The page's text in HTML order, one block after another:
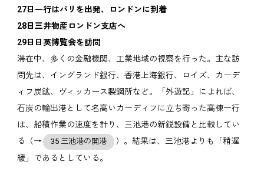
27日一行はパリを出発、ロンドンに到着
28日三井物産ロンドン支店へ
29日日英博覧会を訪問
滞在中、多くの金融機関、工業地域の視察を行った。主な訪
問先は、イングランド銀行、香港上海銀行、ロイズ、カーデ
ィフ炭鉱、ヴィッカース製鋼所など。「外遊記」によれば、
石炭の輸出港として名高いカーディフに立ち寄った高棟一行
は、船積作業の速度を計り、三池港の新鋭設備と比較してい
る（→
35 三池港の開港
）。結果は、三池港よりも「稍遅
緩」であるとしている。